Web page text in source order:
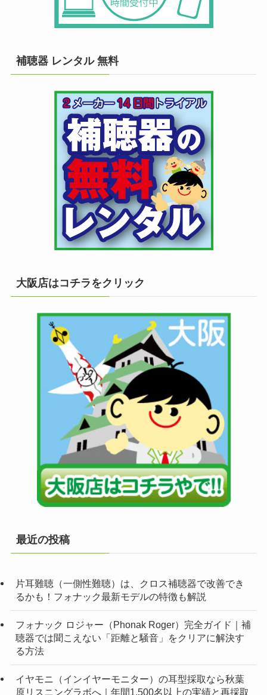
補聴器 レンタル 無料
大阪店はコチラをクリック
最近の投稿
片耳難聴（一側性難聴）は、クロス補聴器で改善でき
るかも！フォナック最新モデルの特徴も解説
フォナック ロジャー（Phonak Roger）完全ガイド｜補
聴器では聞こえない「距離と騒音」をクリアに解決す
る方法
イヤモニ（インイヤーモニター）の耳型採取なら秋葉
原リスニングラボへ｜年間1,500名以上の実績と再採取